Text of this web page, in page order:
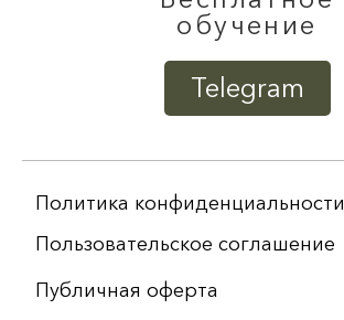
обучение
Telegram
Политика конфиденциальности
Пользовательское соглашение
Публичная оферта